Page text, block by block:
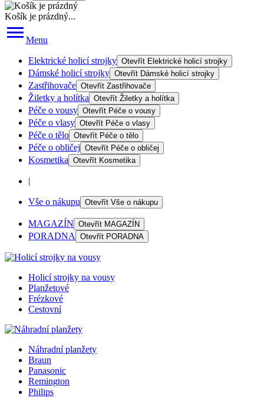
Košík je prázdný...
Menu
Elektrické holicí strojky Otevřít Elektrické holicí strojky
Dámské holicí strojky Otevřít Dámské holicí strojky
Zastřihovače Otevřít Zastřihovače
Žiletky a holítka Otevřít Žiletky a holítka
Péče o vousy Otevřít Péče o vousy
Péče o vlasy Otevřít Péče o vlasy
Péče o tělo Otevřít Péče o tělo
Péče o obličej Otevřít Péče o obličej
Kosmetika Otevřít Kosmetika
|
Vše o nákupu Otevřít Vše o nákupu
MAGAZÍN Otevřít MAGAZÍN
PORADNA Otevřít PORADNA
Holicí strojky na vousy
Planžetové
Frézkové
Cestovní
Náhradní planžety
Braun
Panasonic
Remington
Philips